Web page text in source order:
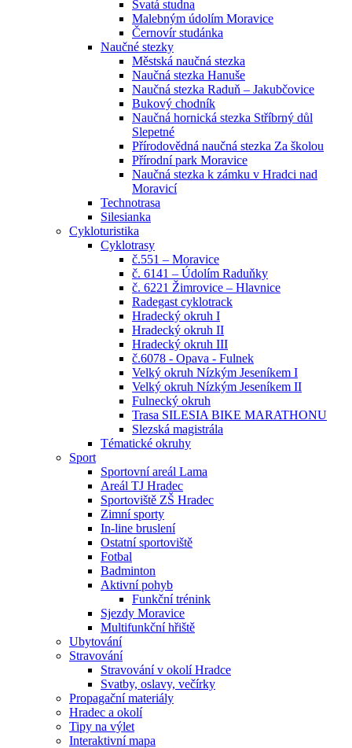
Svatá studna
Malebným údolím Moravice
Černovír studánka
Naučné stezky
Městská naučná stezka
Naučná stezka Hanuše
Naučná stezka Raduň – Jakubčovice
Bukový chodník
Naučná hornická stezka Stříbrný důl
Slepetné
Přírodovědná naučná stezka Za školou
Přírodní park Moravice
Naučná stezka k zámku v Hradci nad
Moravicí
Technotrasa
Silesianka
Cykloturistika
Cyklotrasy
č.551 – Moravice
č. 6141 – Údolím Raduňky
č. 6221 Žimrovice – Hlavnice
Radegast cyklotrack
Hradecký okruh I
Hradecký okruh II
Hradecký okruh III
č.6078 - Opava - Fulnek
Velký okruh Nízkým Jeseníkem I
Velký okruh Nízkým Jeseníkem II
Fulnecký okruh
Trasa SILESIA BIKE MARATHONU
Slezská magistrála
Tématické okruhy
Sport
Sportovní areál Lama
Areál TJ Hradec
Sportoviště ZŠ Hradec
Zimní sporty
In-line bruslení
Ostatní sportoviště
Fotbal
Badminton
Aktivní pohyb
Funkční trénink
Sjezdy Moravice
Multifunkční hřiště
Ubytování
Stravování
Stravování v okolí Hradce
Svatby, oslavy, večírky
Propagační materiály
Hradec a okolí
Tipy na výlet
Interaktivní mapa